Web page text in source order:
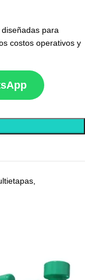
para
costos operativos y